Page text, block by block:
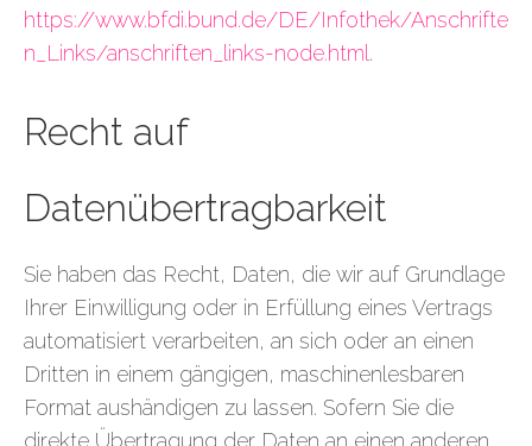
https://www.bfdi.bund.de/DE/Infothek/Anschrifte
n_Links/anschriften_links-node.html .
Recht auf
Datenübertragbarkeit
Sie haben das Recht, Daten, die wir auf Grundlage
Ihrer Einwilligung oder in Erfüllung eines Vertrags
automatisiert verarbeiten, an sich oder an einen
Dritten in einem gängigen, maschinenlesbaren
Format aushändigen zu lassen. Sofern Sie die
direkte Übertragung der Daten an einen anderen